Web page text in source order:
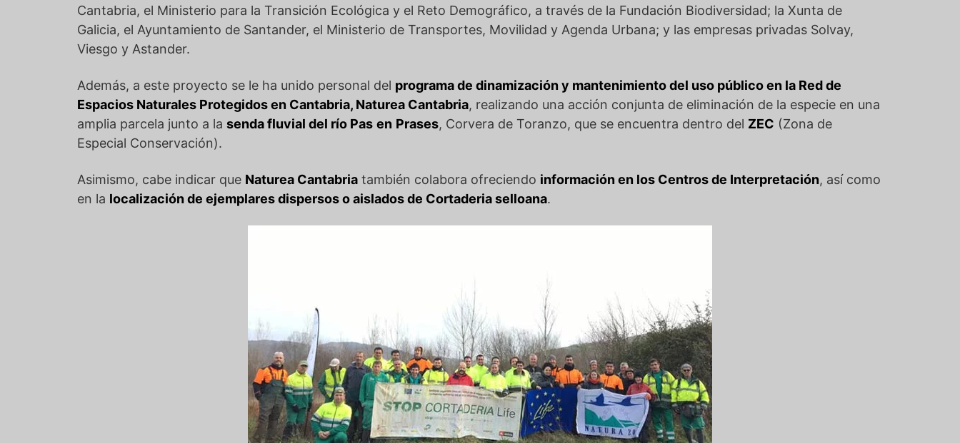
Cantabria, el Ministerio para la Transición Ecológica y el Reto Demográfico, a través de la Fundación Biodiversidad; la Xunta de
Galicia, el Ayuntamiento de Santander, el Ministerio de Transportes, Movilidad y Agenda Urbana; y las empresas privadas Solvay,
Viesgo y Astander.
Además, a este proyecto se le ha unido personal del programa de dinamización y mantenimiento del uso público en la Red de
Espacios Naturales Protegidos en Cantabria, Naturea Cantabria, realizando una acción conjunta de eliminación de la especie en una
amplia parcela junto a la senda fluvial del río Pas en Prases, Corvera de Toranzo, que se encuentra dentro del ZEC (Zona de
Especial Conservación).
Asimismo, cabe indicar que Naturea Cantabria también colabora ofreciendo información en los Centros de Interpretación, así como
en la localización de ejemplares dispersos o aislados de Cortaderia selloana.